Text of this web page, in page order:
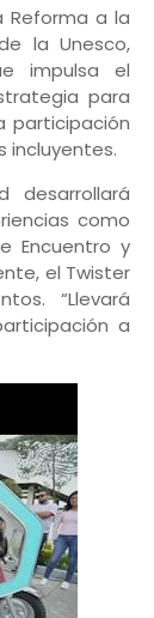
Reforma a la
la Unesco,
impulsa el
para
participación
incluyentes.
desarrollará
como
Encuentro y
el Twister
“Llevará
a